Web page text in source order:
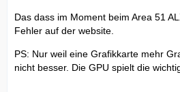
Das dass im Moment beim Area 51
Fehler auf der website.
PS: Nur weil eine Grafikkarte mehr
nicht besser. Die GPU spielt die